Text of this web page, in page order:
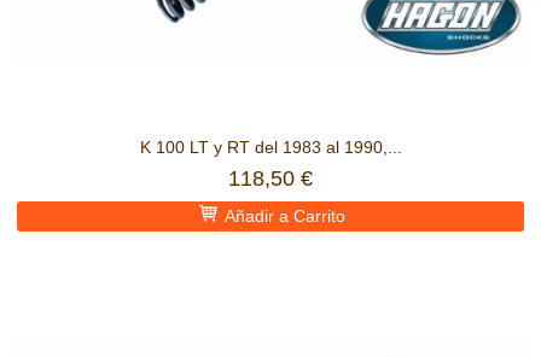
K 100 LT y RT del 1983 al 1990,...
118,50 €
Añadir a Carrito